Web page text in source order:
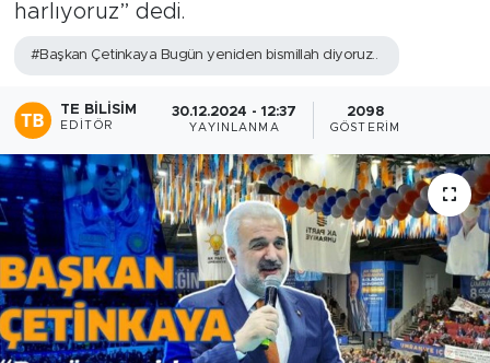
harlıyoruz” dedi.
#Başkan Çetinkaya Bugün yeniden bismillah diyoruz..
TE BILISIM
EDITÖR
30.12.2024 - 12:37
YAYINLANMA
2098
GÖSTERIM